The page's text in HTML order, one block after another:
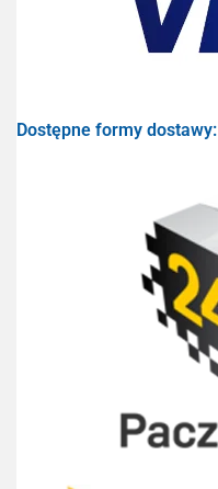
Dostępne formy dostawy: